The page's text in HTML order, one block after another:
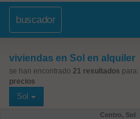
buscador
viviendas en Sol en alquiler
se han encontrado 21 resultados para:
precios
Sol
Centro, Sol